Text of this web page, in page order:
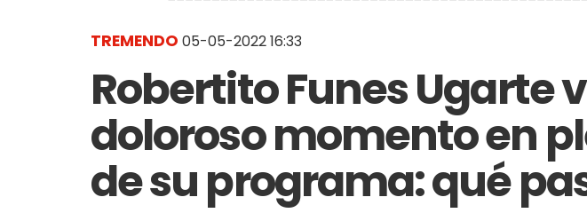
TREMENDO 05-05-2022 16:33
Robertito Funes Ugarte
doloroso momento en
de su programa: qué